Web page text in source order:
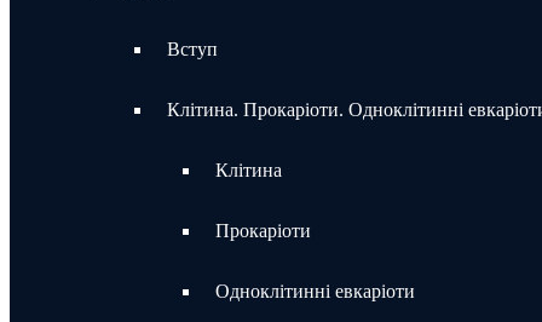
Вступ
Клітина. Прокаріоти. Одноклітинні
Клітина
Прокаріоти
Одноклітинні евкаріоти